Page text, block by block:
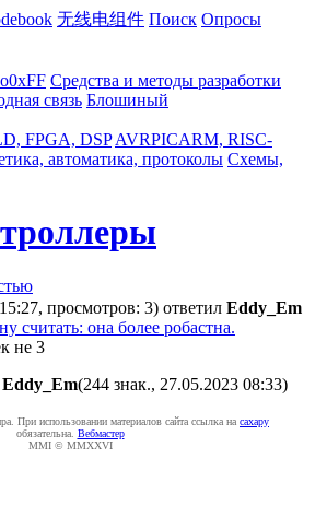
无线电组件 Поиск Опросы
0xFF Средства и методы разработки
связь Блошиный
FPGA, DSP AVRPICARM, RISC-
автоматика, протоколы Схемы,
просмотров: 3) ответил Eddy_Em
считать: она более робастна.
не 3
Eddy_Em(244 знак., 27.05.2023 08:33)
При использовании материалов сайта ссылка на caxapу
обязательна. Вебмастер
MMI © MMXXVI